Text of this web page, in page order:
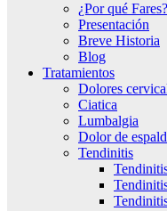
¿Por qué Fares?
Presentación
Breve Historia
Blog
Tratamientos
Dolores
Ciatica
Lumbalgia
Dolor de
Tendinitis